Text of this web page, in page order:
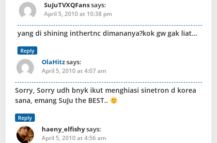
SuJuTVXQFanssays:
April 5, 2010 at 10:38 pm
yang di shining inthertnc dimananya?kok gw gak liat…
Reply
OlaHitzsays:
April 5, 2010 at 4:07 am
Sorry, Sorry udh bnyk ikut menghiasi sinetron d korea
sana, emang SuJu the BEST..
Reply
haeny_elfishysays:
April 5, 2010 at 4:56 am